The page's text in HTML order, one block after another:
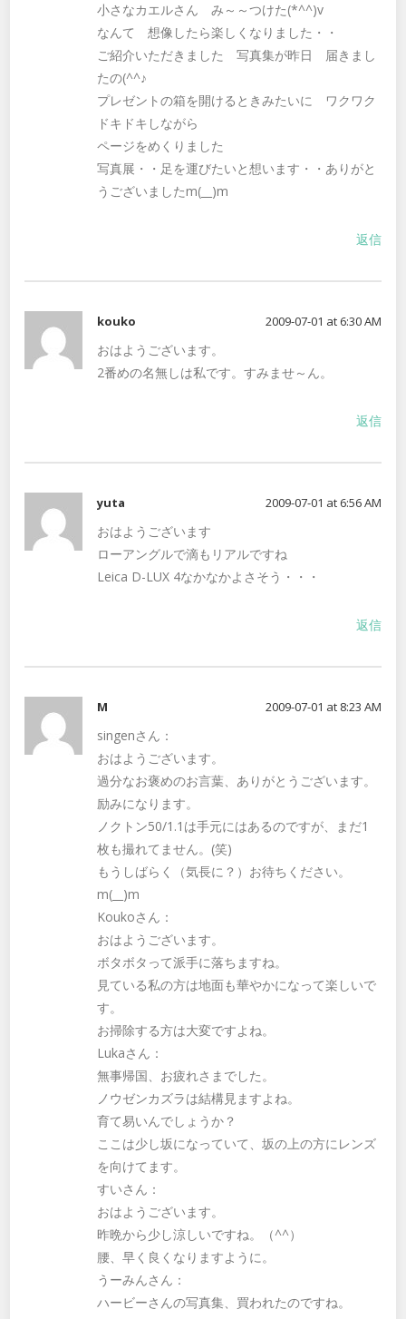
小さなカエルさん み～～つけた(*^^)v
なんて 想像したら楽しくなりました・・
ご紹介いただきました 写真集が昨日 届きまし
たの(^^♪
プレゼントの箱を開けるときみたいに ワクワク
ドキドキしながら
ページをめくりました
写真展・・足を運びたいと想います・・ありがと
うございましたm(__)m
返信
kouko 2009-07-01 at 6:30 AM
おはようございます。
2番めの名無しは私です。すみませ～ん。
返信
yuta 2009-07-01 at 6:56 AM
おはようございます
ローアングルで滴もリアルですね
Leica D-LUX 4なかなかよさそう・・・
返信
M 2009-07-01 at 8:23 AM
singenさん：
おはようございます。
過分なお褒めのお言葉、ありがとうございます。
励みになります。
ノクトン50/1.1は手元にはあるのですが、まだ1
枚も撮れてません。(笑)
もうしばらく（気長に？）お待ちください。
m(__)m
Koukoさん：
おはようございます。
ボタボタって派手に落ちますね。
見ている私の方は地面も華やかになって楽しいで
す。
お掃除する方は大変ですよね。
Lukaさん：
無事帰国、お疲れさまでした。
ノウゼンカズラは結構見ますよね。
育て易いんでしょうか？
ここは少し坂になっていて、坂の上の方にレンズ
を向けてます。
すいさん：
おはようございます。
昨晩から少し涼しいですね。（^^）
腰、早く良くなりますように。
うーみんさん：
ハービーさんの写真集、買われたのですね。